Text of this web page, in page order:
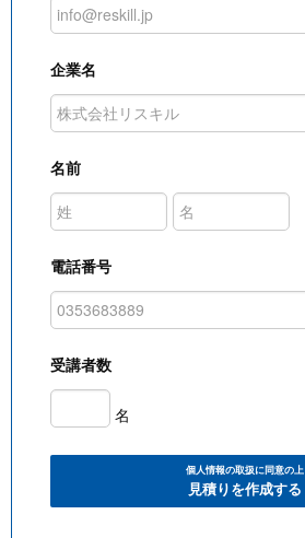
企業名
名前
電話番号
受講者数
名
個人情報の取扱に同意の上
見積りを作成する